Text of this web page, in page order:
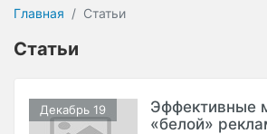
Главная Статьи
Статьи
Декабрь 19
Эффективные
«белой»